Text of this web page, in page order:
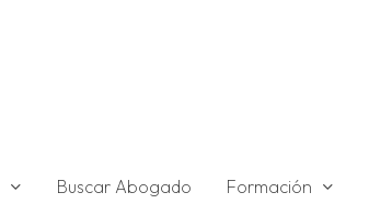
Buscar Abogado Formación